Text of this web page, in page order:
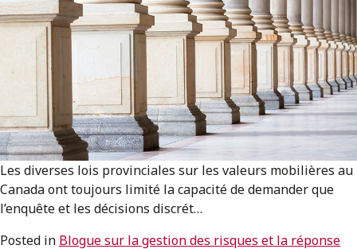
ENGLISH
S’abonner aux articles Osler
S’abonner
Les diverses lois provinciales sur les valeurs mobilières au
Canada ont toujours limité la capacité de demander que
l’enquête et les décisions discrét…
Posted in Blogue sur la gestion des risques et la réponse